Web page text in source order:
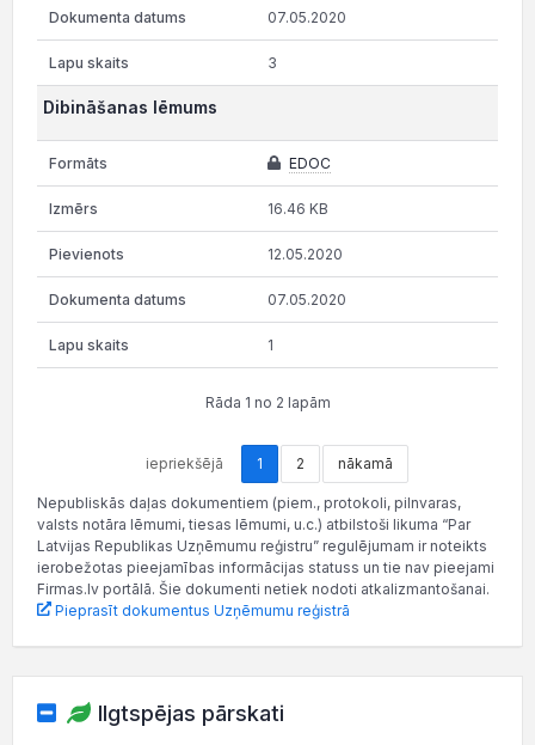
07.05.2020
3
Dibināšanas lēmums
EDOC
16.46 KB
12.05.2020
07.05.2020
1
Rāda 1 no 2 lapām
iepriekšējā 1 2 nākamā
Nepubliskās daļas dokumentiem (piem., protokoli, pilnvaras,
valsts notāra lēmumi, tiesas lēmumi, u.c.) atbilstoši likuma “Par
Latvijas Republikas Uzņēmumu reģistru” regulējumam ir noteikts
ierobežotas pieejamības informācijas statuss un tie nav pieejami
Firmas.lv portālā. Šie dokumenti netiek nodoti atkalizmantošanai.
Pieprasīt dokumentus Uzņēmumu reģistrā
Ilgtspējas pārskati